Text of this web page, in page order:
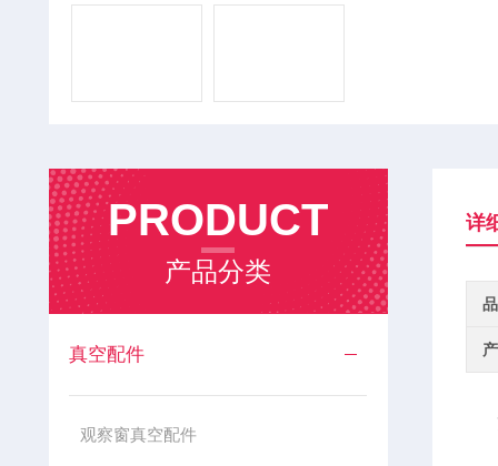
PRODUCT
产品分类
真空配件
观察窗真空配件
详
耐